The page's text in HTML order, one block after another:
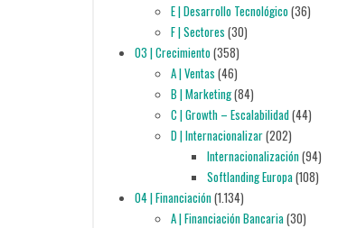
E | Desarrollo Tecnológico(36)
F | Sectores (30)
03 | Crecimiento(358)
A | Ventas (46)
B | Marketing(84)
C | Growth – Escalabilidad(44)
D | Internacionalizar(202)
Internacionalización(94)
Softlanding Europa(108)
04 | Financiación(1.134)
A | Financiación Bancaria(30)